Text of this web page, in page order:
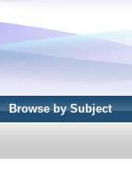
Browse by Subject